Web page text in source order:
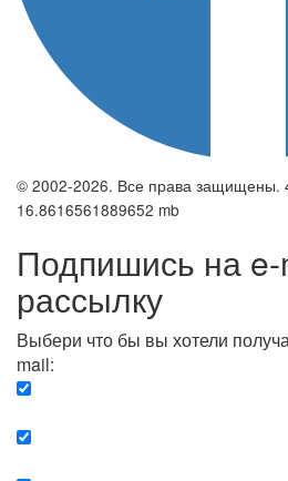
© 2002-2026. Все права защищены.
16.8616561889652 mb
Подпишись на e-
рассылку
Выбери что бы вы хотели
mail: